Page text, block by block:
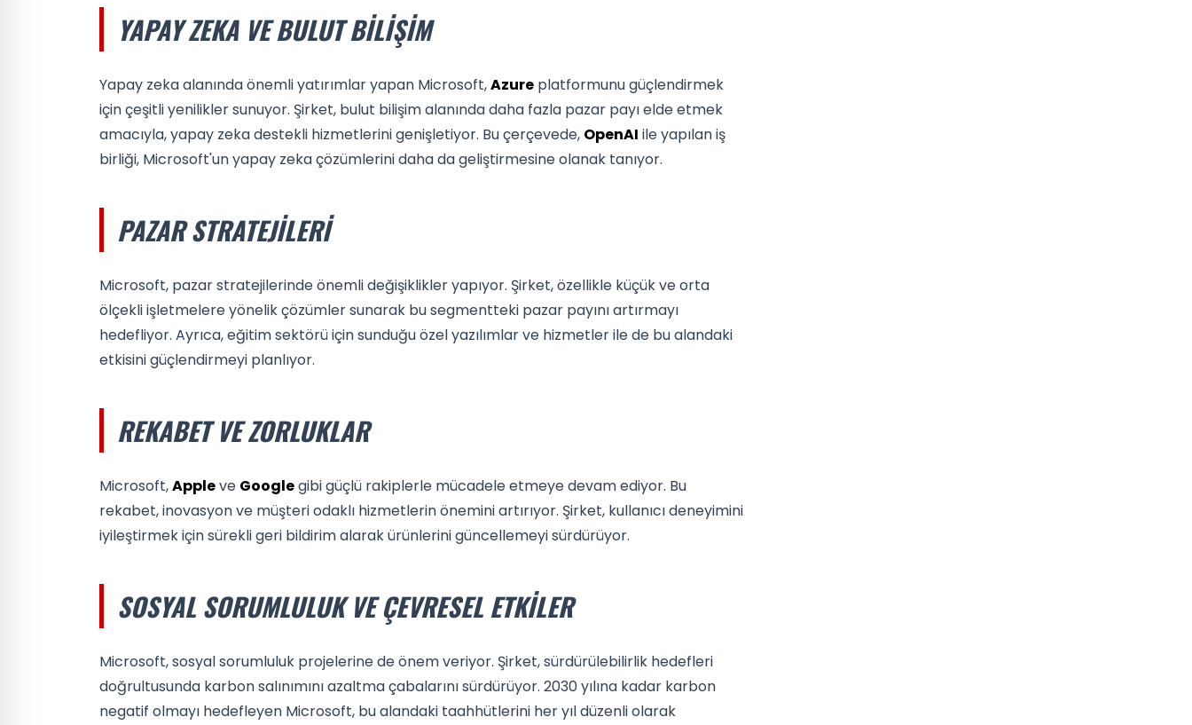
YAPAY ZEKA VE BULUT BILIŞIM
Yapay zeka alanında önemli yatırımlar yapan Microsoft,Azure platformunu güçlendirmek
için çeşitli yenilikler sunuyor. Şirket, bulut bilişim alanında daha fazla pazar payı elde etmek
amacıyla, yapay zeka destekli hizmetlerini genişletiyor. Bu çerçevede, OpenAI ile yapılan iş
birliği, Microsoft'un yapay zeka çözümlerini daha da geliştirmesine olanak tanıyor.
PAZAR STRATEJILERI
Microsoft, pazar stratejilerinde önemli değişiklikler yapıyor. Şirket, özellikle küçük ve orta
ölçekli işletmelere yönelik çözümler sunarak bu segmentteki pazar payını artırmayı
hedefliyor. Ayrıca, eğitim sektörü için sunduğu özel yazılımlar ve hizmetler ile de bu alandaki
etkisini güçlendirmeyi planlıyor.
REKABET VE ZORLUKLAR
Microsoft,Appleve Googlegibi güçlü rakiplerle mücadele etmeye devam ediyor. Bu
rekabet, inovasyon ve müşteri odaklı hizmetlerin önemini artırıyor. Şirket, kullanıcı deneyimini
iyileştirmek için sürekli geri bildirim alarak ürünlerini güncellemeyi sürdürüyor.
SOSYAL SORUMLULUK VE ÇEVRESEL ETKILER
Microsoft, sosyal sorumluluk projelerine de önem veriyor. Şirket, sürdürülebilirlik hedefleri
doğrultusunda karbon salınımını azaltma çabalarını sürdürüyor. 2030 yılına kadar karbon
negatif olmayı hedefleyen Microsoft, bu alandaki taahhütlerini her yıl düzenli olarak